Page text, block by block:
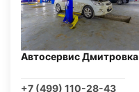
Автосервис Дмитровка
+7 (499) 110-28-43